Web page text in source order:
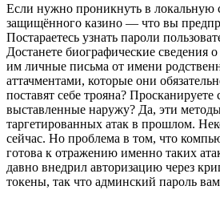
Если нужно проникнуть в локальную
защищённого казино — что вы
Постараетесь узнать пароли
Достанете биографические сведения
им личные письма от имени
аттачментами, которые они
поставят себе трояна?
выставленные наружу? Да, эти
таргетированных атак в прошлом.
сейчас. Но проблема в том, что
готова к отражению именно таких
давно внедрил авторизацию через
токены, так что админский пароль